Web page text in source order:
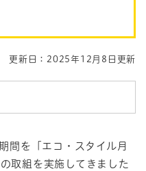
更新日：2025年12月8日更新
間を「エコ・スタイル月
取組を実施してきました